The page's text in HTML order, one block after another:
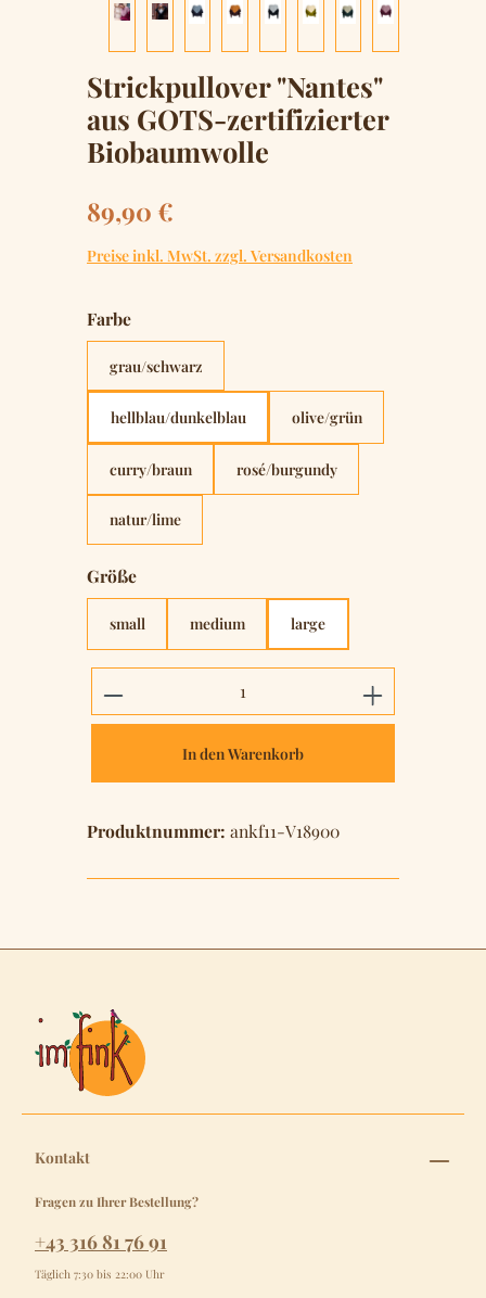
Strickpullover "Nantes"
aus GOTS-zertifizierter
Biobaumwolle
Regulärer Preis:
89,90 €
Preise inkl. MwSt. zzgl. Versandkosten
Farbeauswählen
grau/schwarz
hellblau/dunkelblau olive/grün
curry/braun rosé/burgundy
natur/lime
Größeauswählen
small medium large
Produkt Anzahl: Gib den
In den Warenkorb
Produktnummer: ankf11-V18900
Kontakt
Fragen zu Ihrer Bestellung?
+43 316 81 76 91
Täglich 7:30 bis 22:00 Uhr